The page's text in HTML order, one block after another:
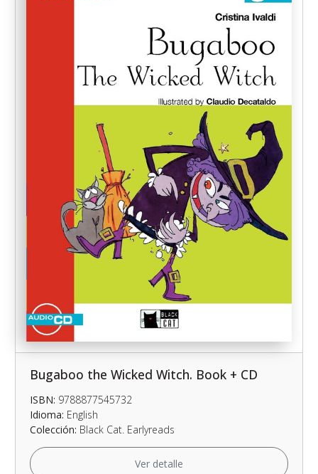
Bugaboo the Wicked Witch. Book + CD
ISBN: 9788877545732
Idioma: English
Colección: Black Cat. Earlyreads
Ver detalle